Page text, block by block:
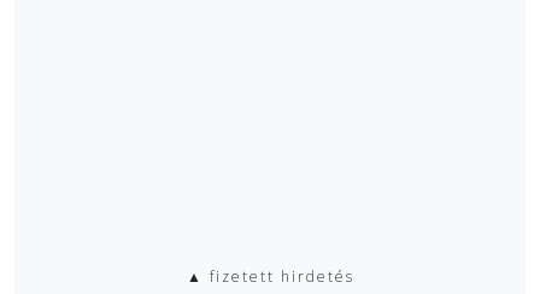
▲ fizetett hirdetés